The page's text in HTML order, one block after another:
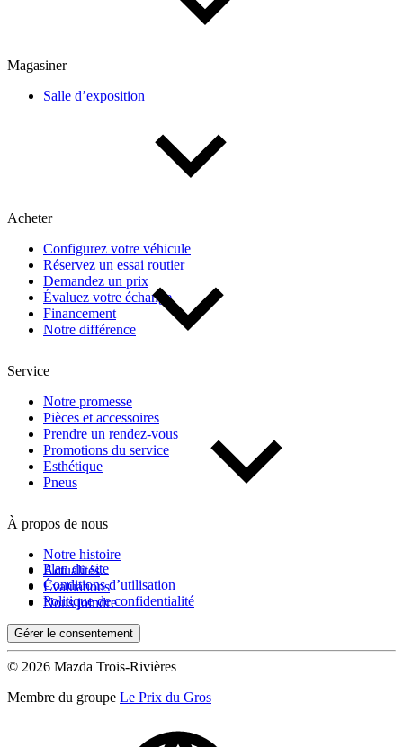
Magasiner
Salle d’exposition
Acheter
Configurez votre véhicule
Réservez un essai routier
Demandez un prix
Évaluez votre échange
Financement
Notre différence
Service
Notre promesse
Pièces et accessoires
Prendre un rendez-vous
Promotions du service
Esthétique
Pneus
À propos de nous
Notre histoire
Actualités
Évaluations
Nous joindre
Plan du site
Conditions d’utilisation
Politique de confidentialité
Gérer le consentement
© 2026 Mazda Trois-Rivières
Membre du groupe Le Prix du Gros